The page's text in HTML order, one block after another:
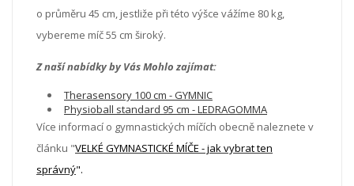
o průměru 45 cm, jestliže při této výšce vážíme 80 kg,
vybereme míč 55 cm široký.
Z naší nabídky by Vás Mohlo zajímat:
Therasensory 100 cm - GYMNIC
Physioball standard 95 cm - LEDRAGOMMA
Více informací o gymnastických míčích obecně naleznete v
článku "VELKÉ GYMNASTICKÉ MÍČE - jak vybrat ten
správný".